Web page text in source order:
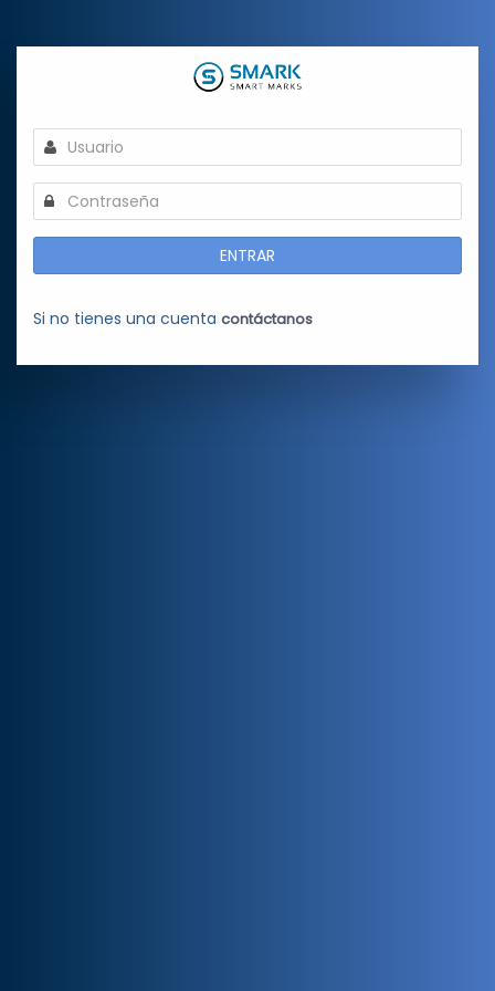
ENTRAR
Si no tienes una cuenta contáctanos